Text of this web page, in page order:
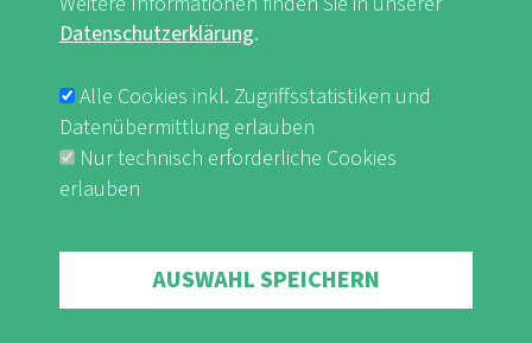
Impressum & Datenschutz
Datenschutzerklärung.
Alle Cookies inkl. Zugriffsstatistiken und
Datenübermittlung erlauben
Nur technisch erforderliche Cookies
erlauben
AUSWAHL SPEICHERN
Withdraw consent